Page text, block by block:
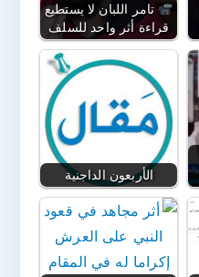
تامر اللبان لا يستطيع
قراءة أثر واحد للسلف
الأربعون الداجنية